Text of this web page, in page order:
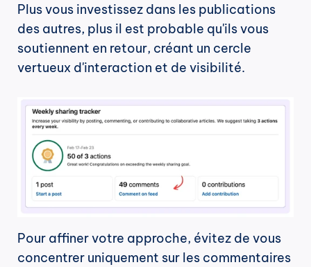
Plus vous investissez dans les publications
des autres, plus il est probable qu'ils vous
soutiennent en retour, créant un cercle
vertueux d'interaction et de visibilité.
Pour affiner votre approche, évitez de vous
concentrer uniquement sur les commentaires